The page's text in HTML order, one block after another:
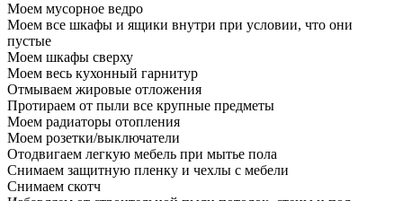
Моем мусорное ведро
Моем все шкафы и ящики внутри при условии, что они
пустые
Моем шкафы сверху
Моем весь кухонный гарнитур
Отмываем жировые отложения
Протираем от пыли все крупные предметы
Моем радиаторы отопления
Моем розетки/выключатели
Отодвигаем легкую мебель при мытье пола
Снимаем защитную пленку и чехлы с мебели
Снимаем скотч